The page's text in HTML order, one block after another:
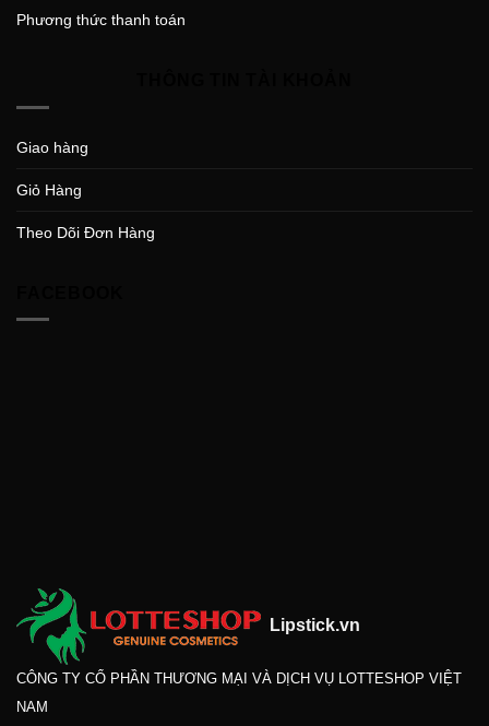
Phương thức thanh toán
Giao hàng
Giỏ Hàng
Theo Dõi Đơn Hàng
Lipstick.vn
CÔNG TY CỔ PHẦN THƯƠNG MẠI VÀ DỊCH VỤ LOTTESHOP VIỆT
NAM